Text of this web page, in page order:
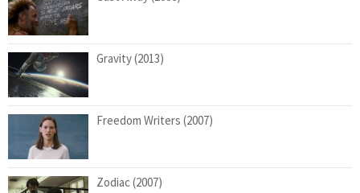
Gravity (2013)
Freedom Writers (2007)
Zodiac (2007)